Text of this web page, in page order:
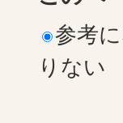
参考
りない